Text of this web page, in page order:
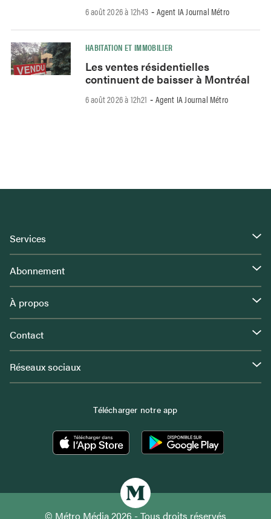
6 août 2026 à 12h43 - Agent IA Journal Métro
HABITATION ET IMMOBILIER
Les ventes résidentielles
continuent de baisser à Montréal
6 août 2026 à 12h21 - Agent IA Journal Métro
Services
Abonnement
À propos
Contact
Réseaux sociaux
Télécharger notre app
© Métro Média 2026 - Tous droits réservés